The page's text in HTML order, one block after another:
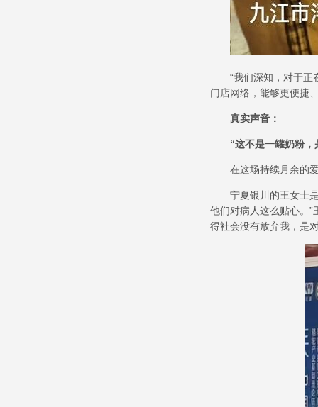
“我们深知，对于正
门店网络，能够更便捷
真实声音：
“这不是一罐奶粉，
在这场持续月余的
宁夏银川的王女士
他们对病人这么贴心。 ”
得社会没有放弃我，是